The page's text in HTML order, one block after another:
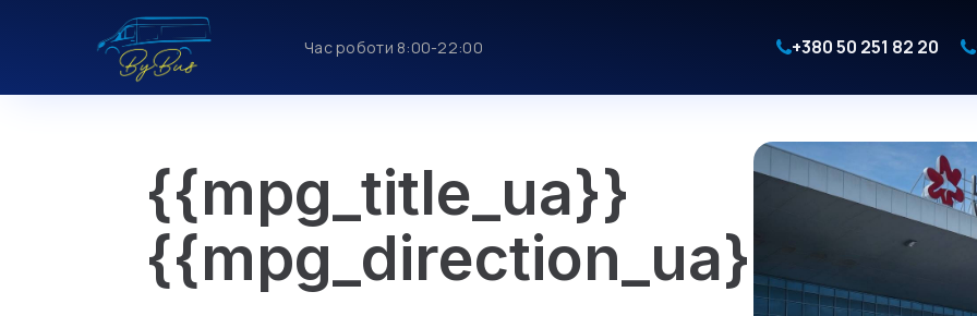
Час роботи 8:00-22:00 +380 50 251 82 20
{{mpg_title_ua}}
{{mpg_direction_ua}}